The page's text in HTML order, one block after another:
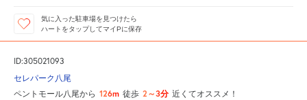
気に入った駐車場を見つけたら
ハートをタップしてマイPに保存
ID:305021093
セレパーク八尾
ペントモール八尾から 126m 徒歩 2～3分 近くてオススメ！